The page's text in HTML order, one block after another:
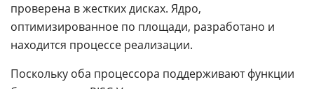
проверена в жестких дисках. Ядро,
оптимизированное по площади, разработано и
находится процессе реализации.
Поскольку оба процессора поддерживают функции